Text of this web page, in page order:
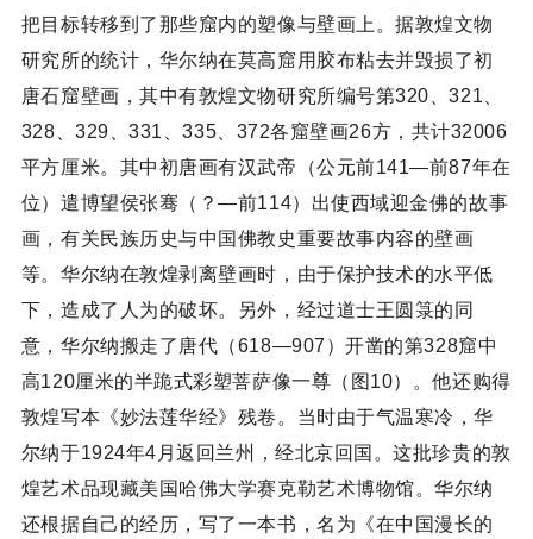
把目标转移到了那些窟内的塑像与壁画上。据敦煌文物
研究所的统计，华尔纳在莫高窟用胶布粘去并毁损了初
唐石窟壁画，其中有敦煌文物研究所编号第320、321、
328、329、331、335、372各窟壁画26方，共计32006
平方厘米。其中初唐画有汉武帝（公元前141—前87年在
位）遣博望侯张骞（？—前114）出使西域迎金佛的故事
画，有关民族历史与中国佛教史重要故事内容的壁画
等。华尔纳在敦煌剥离壁画时，由于保护技术的水平低
下，造成了人为的破坏。另外，经过道士王圆箓的同
意，华尔纳搬走了唐代（618—907）开凿的第328窟中
高120厘米的半跪式彩塑菩萨像一尊（图10）。他还购得
敦煌写本《妙法莲华经》残卷。当时由于气温寒冷，华
尔纳于1924年4月返回兰州，经北京回国。这批珍贵的敦
煌艺术品现藏美国哈佛大学赛克勒艺术博物馆。华尔纳
还根据自己的经历，写了一本书，名为《在中国漫长的